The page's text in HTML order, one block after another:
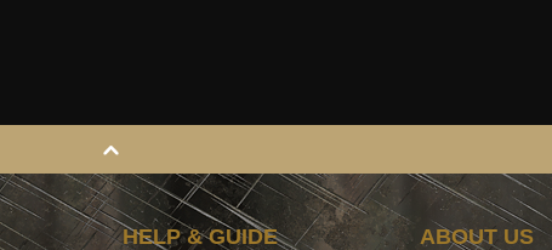
HELP & GUIDE ABOUT US